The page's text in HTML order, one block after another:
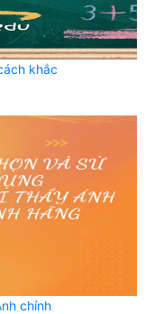
khắc
chính